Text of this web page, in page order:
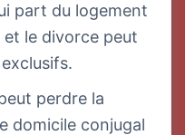
part du logement
le divorce peut
perdre la
domicile conjugal